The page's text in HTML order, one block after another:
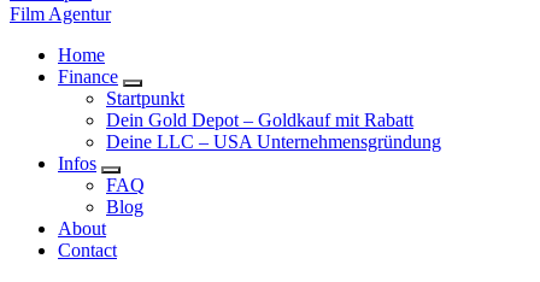
Home
Finance
Startpunkt
Dein Gold Depot – Goldkauf mit Rabatt
Deine LLC – USA Unternehmensgründung
Infos
FAQ
Blog
About
Contact